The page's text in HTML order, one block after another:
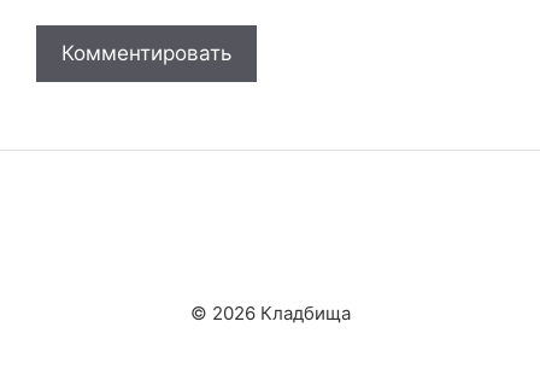
© 2026 Кладбища